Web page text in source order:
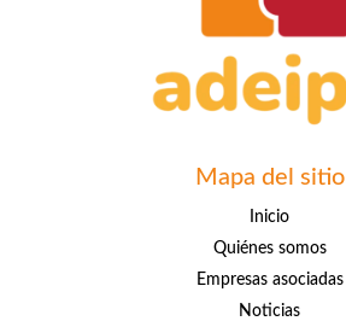
Mapa del sitio
Inicio
Quiénes somos
Empresas asociadas
Noticias